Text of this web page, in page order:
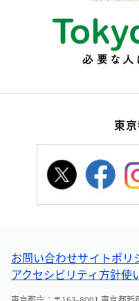
東
お問い合わせサイトポリ
アクセシビリティ方針使